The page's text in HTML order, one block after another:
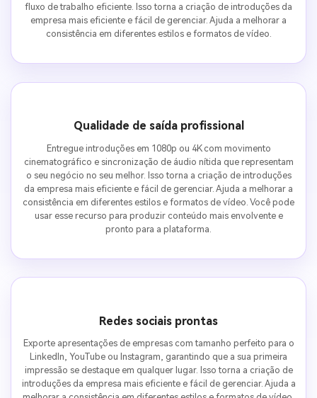
fluxo de trabalho eficiente. Isso torna a criação de introduções da
empresa mais eficiente e fácil de gerenciar. Ajuda a melhorar a
consistência em diferentes estilos e formatos de vídeo.
Qualidade de saída profissional
Entregue introduções em 1080p ou 4K com movimento
cinematográfico e sincronização de áudio nítida que representam
o seu negócio no seu melhor. Isso torna a criação de introduções
da empresa mais eficiente e fácil de gerenciar. Ajuda a melhorar a
consistência em diferentes estilos e formatos de vídeo. Você pode
usar esse recurso para produzir conteúdo mais envolvente e
pronto para a plataforma.
Redes sociais prontas
Exporte apresentações de empresas com tamanho perfeito para o
LinkedIn, YouTube ou Instagram, garantindo que a sua primeira
impressão se destaque em qualquer lugar. Isso torna a criação de
introduções da empresa mais eficiente e fácil de gerenciar. Ajuda a